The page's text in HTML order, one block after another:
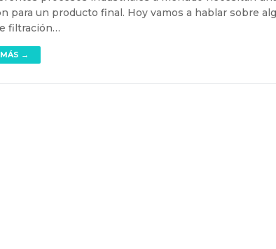
para un producto final. Hoy vamos a hablar sobre
filtración…
→